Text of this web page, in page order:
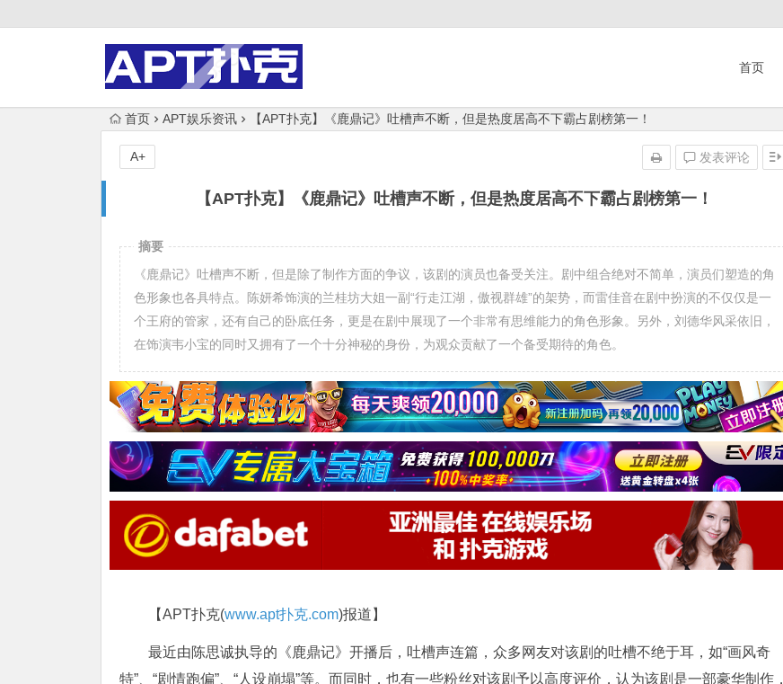
首页
首页 APT娱乐资讯 【APT扑克】《鹿鼎记》吐槽声不断，但是热度居高不下霸占剧榜第一！
【APT扑克】《鹿鼎记》吐槽声不断，但是热度居高不下霸占剧榜第一！
发表评论
A+
摘要
《鹿鼎记》吐槽声不断，但是除了制作方面的争议，该剧的演员也备受关注。剧中组合绝对不简单，演员们塑造的角
色形象也各具特点。陈妍希饰演的兰桂坊大姐一副“行走江湖，傲视群雄”的架势，而雷佳音在剧中扮演的不仅仅是一
个王府的管家，还有自己的卧底任务，更是在剧中展现了一个非常有思维能力的角色形象。另外，刘德华风采依旧，
在饰演韦小宝的同时又拥有了一个十分神秘的身份，为观众贡献了一个备受期待的角色。
【APT扑克(www.apt扑克.com)报道】
最近由陈思诚执导的《鹿鼎记》开播后，吐槽声连篇，众多网友对该剧的吐槽不绝于耳，如“画风奇
特”、“剧情跑偏”、“人设崩塌”等。而同时，也有一些粉丝对该剧予以高度评价，认为该剧是一部豪华制作，